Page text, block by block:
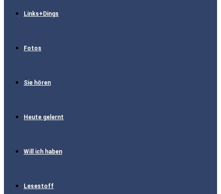
Links+Dings
Fotos
Sie hören
Heute gelernt
Will ich haben
Lesestoff